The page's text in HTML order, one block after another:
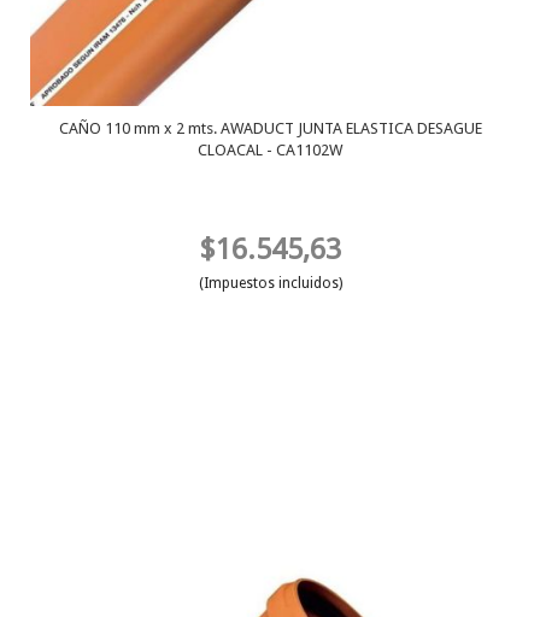
CAÑO 110 mm x 2 mts. AWADUCT JUNTA ELASTICA DESAGUE
CLOACAL - CA1102W
$16.545,63
(Impuestos incluidos)